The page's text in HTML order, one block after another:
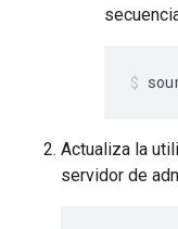
Actualiza la
servidor de